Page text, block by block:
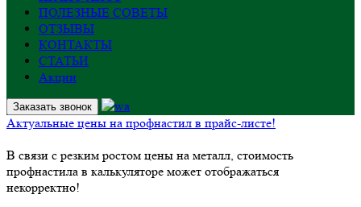
ПОЛЕЗНЫЕ СОВЕТЫ
ОТЗЫВЫ
КОНТАКТЫ
СТАТЬИ
Акции
Заказать звонок
Актуальные цены на профнастил в прайс-листе!
В связи с резким ростом цены на металл, стоимость
профнастила в калькуляторе может отображаться
некорректно!